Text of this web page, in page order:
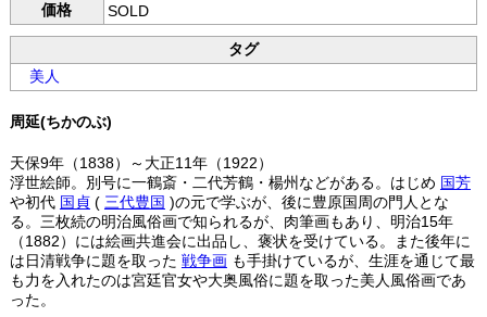
価格
SOLD
タグ
美人
周延(ちかのぶ)
天保9年（1838）～大正11年（1922）
浮世絵師。別号に一鶴斎・二代芳鶴・楊州などがある。はじめ 国芳
や初代 国貞( 三代豊国 )の元で学ぶが、後に豊原国周の門人とな
る。三枚続の明治風俗画で知られるが、肉筆画もあり、明治15年
（1882）には絵画共進会に出品し、褒状を受けている。また後年に
は日清戦争に題を取った 戦争画も手掛けているが、生涯を通じて最
も力を入れたのは宮廷官女や大奥風俗に題を取った美人風俗画であ
った。